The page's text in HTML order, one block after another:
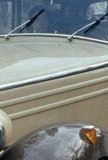
Magyarország
műsor, riport Marosán Györggyel. A riporter Novák Henriette, mögötte a szerkesztő Feledy Péter.